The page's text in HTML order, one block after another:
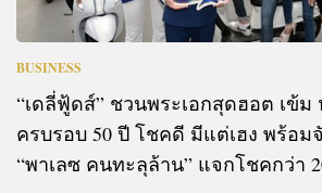
BUSINESS
“เดลี่ฟู้ดส์” ชวนพระเอกสุดฮอต เข้ม
ครบรอบ 50 ปี โชคดี มีแต่เฮง พร้อม
“พาเลซ คนทะลุล้าน” แจกโชคกว่า